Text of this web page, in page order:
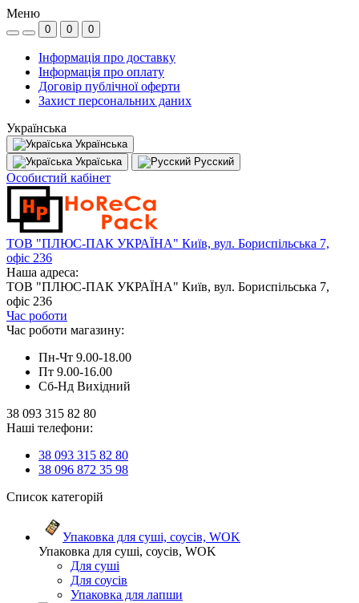
Меню
0 0 0
Інформація про доставку
Інформація про оплату
Договір публічної оферти
Захист персональних даних
Українська
Українська
Україська
Русский
Особистий кабінет
ТОВ "ПЛЮС-ПАК УКРАЇНА" Київ, вул. Бориспільська 7,
офіс 236
Наша адреса:
ТОВ "ПЛЮС-ПАК УКРАЇНА" Київ, вул. Бориспільська 7,
офіс 236
Час роботи
Час роботи магазину:
Пн-Чт 9.00-18.00
Пт 9.00-16.00
Сб-Нд Вихідний
38 093 315 82 80
Наші телефони:
38 093 315 82 80
38 096 872 35 98
Список категорій
Упаковка для суші, соусів, WOK
Упаковка для суші, соусів, WOK
Для суші
Для соусів
Упаковка для лапши